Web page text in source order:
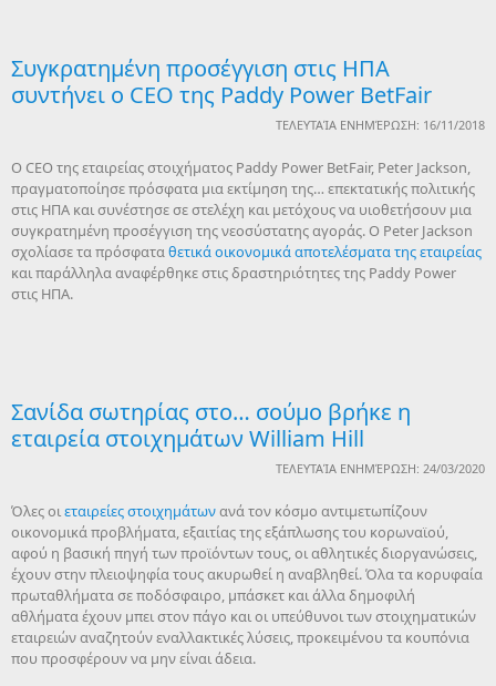
Συγκρατημένη προσέγγιση στις ΗΠΑ
συντήνει ο CEO της Paddy Power BetFair
ΤΕΛΕΥΤΑΊΑ ΕΝΗΜΈΡΩΣΗ: 16/11/2018
O CEO της εταιρείας στοιχήματος Paddy Power BetFair, Peter Jackson,
πραγματοποίησε πρόσφατα μια εκτίμηση της… επεκτατικής πολιτικής
στις ΗΠΑ και συνέστησε σε στελέχη και μετόχους να υιοθετήσουν μια
συγκρατημένη προσέγγιση της νεοσύστατης αγοράς. Ο Peter Jackson
σχολίασε τα πρόσφαταθετικά οικονομικά αποτελέσματα της εταιρείας
και παράλληλα αναφέρθηκε στις δραστηριότητες της Paddy Power
στις ΗΠΑ.
Σανίδα σωτηρίας στο… σούμο βρήκε η
εταιρεία στοιχημάτων William Hill
ΤΕΛΕΥΤΑΊΑ ΕΝΗΜΈΡΩΣΗ: 24/03/2020
Όλες οιεταιρείες στοιχημάτωνανά τον κόσμο αντιμετωπίζουν
οικονομικά προβλήματα, εξαιτίας της εξάπλωσης του κορωναϊού,
αφού η βασική πηγή των προϊόντων τους, οι αθλητικές διοργανώσεις,
έχουν στην πλειοψηφία τους ακυρωθεί η αναβληθεί. Όλα τα κορυφαία
πρωταθλήματα σε ποδόσφαιρο, μπάσκετ και άλλα δημοφιλή
αθλήματα έχουν μπει στον πάγο και οι υπεύθυνοι των στοιχηματικών
εταιρειών αναζητούν εναλλακτικές λύσεις, προκειμένου τα κουπόνια
που προσφέρουν να μην είναι άδεια.